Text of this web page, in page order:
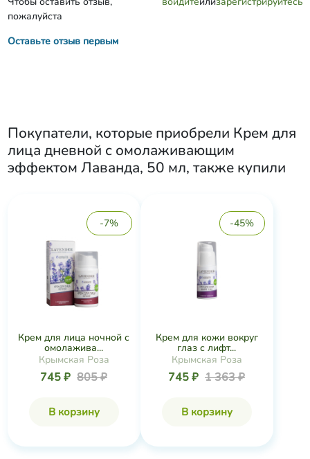
пожалуйста
Оставьте отзыв первым
Покупатели, которые приобрели Крем для
лица дневной с омолаживающим
эффектом Лаванда, 50 мл, также купили
-7%
Крем для лица ночной с
омолажива...
Крымская Роза
745 ₽ 805 ₽
В корзину
-45%
Крем для кожи вокруг
глаз с лифт...
Крымская Роза
745 ₽ 1 363 ₽
В корзину